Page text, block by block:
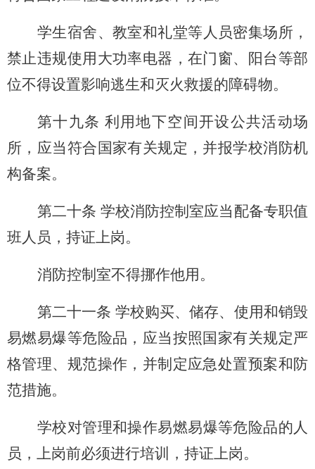
学生宿舍、教室和礼堂等人员密集场所，
禁止违规使用大功率电器，在门窗、阳台等部
位不得设置影响逃生和灭火救援的障碍物。
第十九条 利用地下空间开设公共活动场
所，应当符合国家有关规定，并报学校消防机
构备案。
第二十条 学校消防控制室应当配备专职值
班人员，持证上岗。
消防控制室不得挪作他用。
第二十一条 学校购买、储存、使用和销毁
易燃易爆等危险品，应当按照国家有关规定严
格管理、规范操作，并制定应急处置预案和防
范措施。
学校对管理和操作易燃易爆等危险品的人
员，上岗前必须进行培训，持证上岗。